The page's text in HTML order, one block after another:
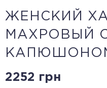
ЖЕНСКИЙ
МАХРОВЫЙ
2252 грн